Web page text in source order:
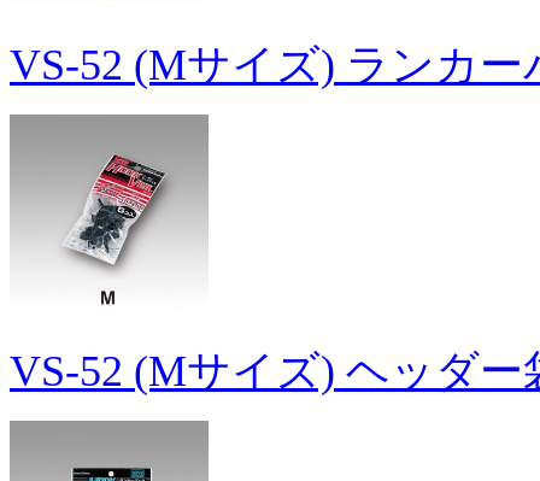
VS-52 (Mサイズ) ランカー
VS-52 (Mサイズ) ヘッダー